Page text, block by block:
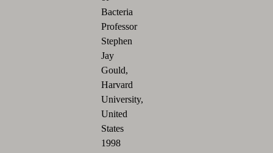
Bacteria
Professor
Stephen
Jay
Gould,
Harvard
University,
United
States
1998